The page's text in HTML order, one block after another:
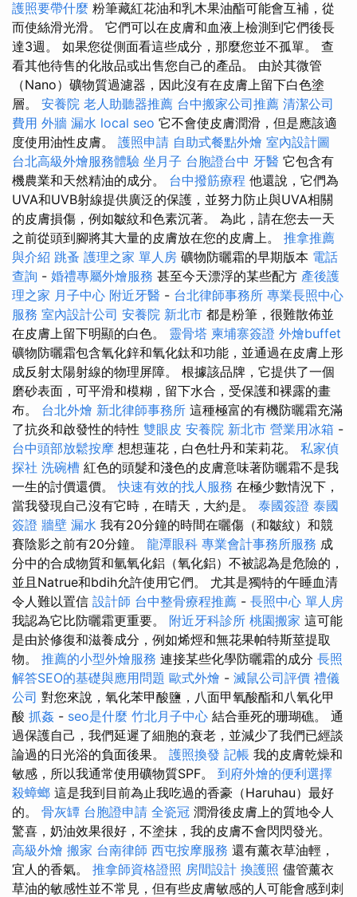
護照要帶什麼 粉筆藏紅花油和乳木果油酯可能會互補，從
而使絲滑光滑。 它們可以在皮膚和血液上檢測到它們後長
達3週。 如果您從側面看這些成分，那麼您並不孤單。 查
看其他待售的化妝品或出售您自己的產品。 由於其微管
（Nano）礦物質過濾器，因此沒有在皮膚上留下白色塗
層。 安養院 老人助聽器推薦 台中搬家公司推薦 清潔公司
費用 外牆 漏水 local seo 它不會使皮膚潤滑，但是應該適
度使用油性皮膚。 護照申請 自助式餐點外燴 室內設計圖
台北高級外燴服務體驗 坐月子 台胞證台中 牙醫 它包含有
機農業和天然精油的成分。 台中撥筋療程 他還說，它們為
UVA和UVB射線提供廣泛的保護，並努力防止與UVA相關
的皮膚損傷，例如皺紋和色素沉著。 為此，請在您去一天
之前從頭到腳將其大量的皮膚放在您的皮膚上。 推拿推薦
與介紹 跳蚤 護理之家 單人房 礦物防曬霜的早期版本 電話
查詢 - 婚禮專屬外燴服務 甚至今天漂浮的某些配方 產後護
理之家 月子中心 附近牙醫 - 台北律師事務所 專業長照中心
服務 室內設計公司 安養院 新北市 都是粉筆，很難散佈並
在皮膚上留下明顯的白色。 靈骨塔 柬埔寨簽證 外燴buffet
礦物防曬霜包含氧化鋅和氧化鈦和功能，並通過在皮膚上形
成反射太陽射線的物理屏障。 根據該品牌，它提供了一個
磨砂表面，可平滑和模糊，留下水合，受保護和裸露的畫
布。 台北外燴 新北律師事務所 這種極富的有機防曬霜充滿
了抗炎和啟發性的特性 雙眼皮 安養院 新北市 營業用冰箱 -
台中頭部放鬆按摩 想想蓮花，白色牡丹和茉莉花。 私家偵
探社 洗碗槽 紅色的頭髮和淺色的皮膚意味著防曬霜不是我
一生的討價還價。快速有效的找人服務 在極少數情況下，
當我發現自己沒有它時，在晴天，大約是。 泰國簽證 泰國
簽證 牆壁 漏水 我有20分鐘的時間在曬傷（和皺紋）和競
賽陰影之前有20分鐘。 龍潭眼科 專業會計事務所服務 成
分中的合成物質和氫氧化鋁（氧化鋁）不被認為是危險的，
並且Natrue和bdih允許使用它們。 尤其是獨特的午睡血清
令人難以置信 設計師 台中整骨療程推薦 - 長照中心 單人房
我認為它比防曬霜更重要。 附近牙科診所 桃園搬家 這可能
是由於修復和滋養成分，例如烯烴和無花果帕特斯莖提取
物。 推薦的小型外燴服務 連接某些化學防曬霜的成分 長照
解答SEO的基礎與應用問題 歐式外燴 - 滅鼠公司評價 禮儀
公司 對您來說，氧化苯甲酸鹽，八面甲氧酸酯和八氧化甲
酸 抓姦 - seo是什麼 竹北月子中心 結合垂死的珊瑚礁。 通
過保護自己，我們延遲了細胞的衰老，並減少了我們已經談
論過的日光浴的負面後果。 護照換發 記帳 我的皮膚乾燥和
敏感，所以我通常使用礦物質SPF。 到府外燴的便利選擇
殺蟑螂 這是我到目前為止我吃過的香豪（Haruhau）最好
的。 骨灰罈 台胞證申請 全瓷冠 潤滑後皮膚上的質地令人
驚喜，奶油效果很好，不塗抹，我的皮膚不會閃閃發光。
高級外燴 搬家 台南律師 西屯按摩服務 還有薰衣草油輕，
宜人的香氣。 推拿師資格證照 房間設計 換護照 儘管薰衣
草油的敏感性並不常見，但有些皮膚敏感的人可能會感到刺